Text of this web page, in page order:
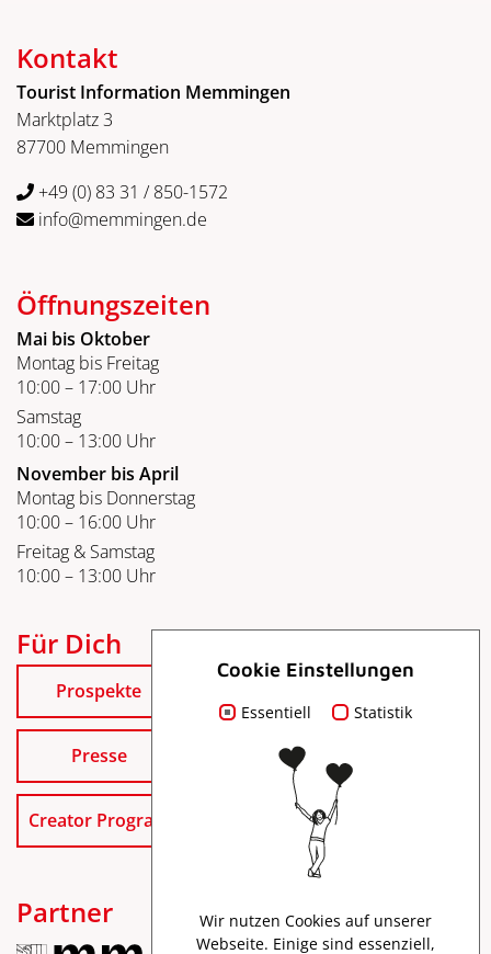
Kontakt
Tourist Information Memmingen
Marktplatz 3
87700 Memmingen
+49 (0) 83 31 / 850-1572
info@memmingen.de
Öffnungszeiten
Mai bis Oktober
Montag bis Freitag
10:00 – 17:00 Uhr
Samstag
10:00 – 13:00 Uhr
November bis April
Montag bis Donnerstag
10:00 – 16:00 Uhr
Freitag & Samstag
10:00 – 13:00 Uhr
Für Dich
Prospekte
Presse
Creator Program
Partner
Cookie Einstellungen
Essentiell Statistik
Wir nutzen Cookies auf unserer
Webseite. Einige sind essenziell,